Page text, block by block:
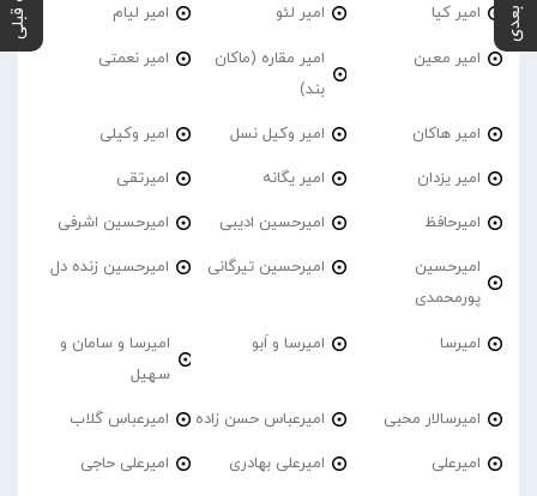
امیر کیا امیر لئو امیر لیام
امیر معین
امیر مقاره (ماکان
بند)
امیر نعمتی
امیر هاکان امیر وکیل نسل امیر وکیلی
امیر یزدان امیر یگانه امیرتقی
امیرحافظ امیرحسین ادیبی امیرحسین اشرفی
امیرحسین
پورمحمدی
امیرحسین تیرگانی امیرحسین زنده دل
امیرسا امیرسا و اَبو
امیرسا و سامان و
سهیل
امیرسالار محبی امیرعباس حسن زاده امیرعباس گلاب
امیرعلی امیرعلی بهادری امیرعلی حاجی